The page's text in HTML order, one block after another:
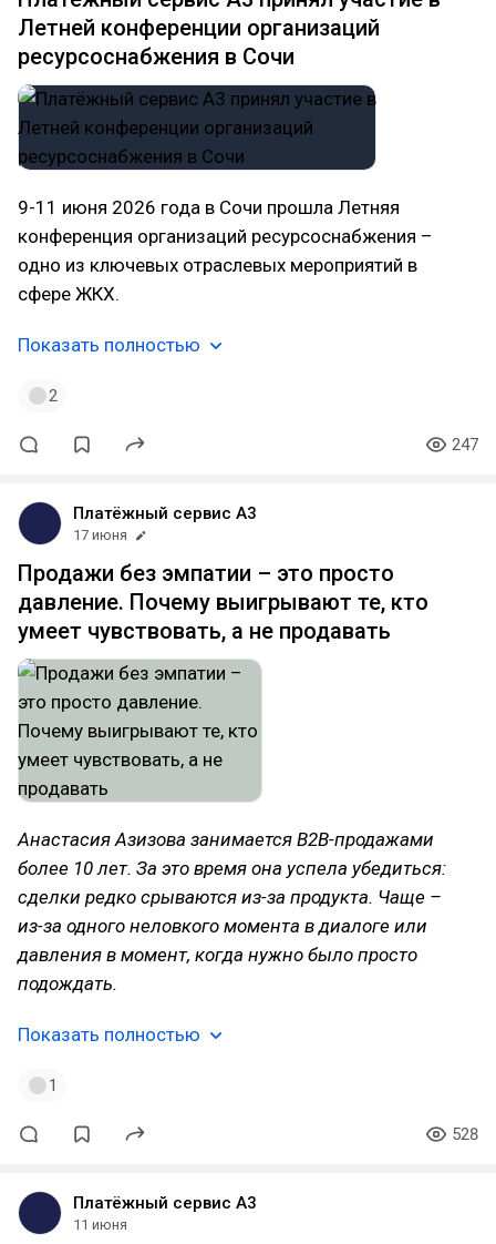
Летней конференции организаций
ресурсоснабжения в Сочи
9-11 июня 2026 года в Сочи прошла Летняя
конференция организаций ресурсоснабжения –
одно из ключевых отраслевых мероприятий в
сфере ЖКХ.
Показать полностью
2
247
Платёжный сервис А3
17 июня
Продажи без эмпатии – это просто
давление. Почему выигрывают те, кто
умеет чувствовать, а не продавать
Анастасия Азизова занимается B2B-продажами
более 10 лет. За это время она успела убедиться:
сделки редко срываются из-за продукта. Чаще –
из-за одного неловкого момента в диалоге или
давления в момент, когда нужно было просто
подождать.
Показать полностью
1
528
Платёжный сервис А3
11 июня